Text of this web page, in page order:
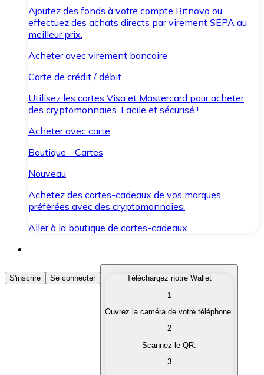
Ajoutez des fonds à votre compte Bitnovo ou
effectuez des achats directs par virement SEPA au
meilleur prix.
Acheter avec virement bancaire
Carte de crédit / débit
Utilisez les cartes Visa et Mastercard pour acheter
des cryptomonnaies. Facile et sécurisé !
Acheter avec carte
Boutique - Cartes
Nouveau
Achetez des cartes-cadeaux de vos marques
préférées avec des cryptomonnaies.
Aller à la boutique de cartes-cadeaux
Acheter des Cryptomonnaies
Achetez les cryptomonnaies qui vous intéressent
Convertissez vos cryptomonnaies en monnaie
S'inscrire Se connecter
Téléchargez notre Wallet
1
Ouvrez la caméra de votre téléphone.
2
Scannez le QR.
3